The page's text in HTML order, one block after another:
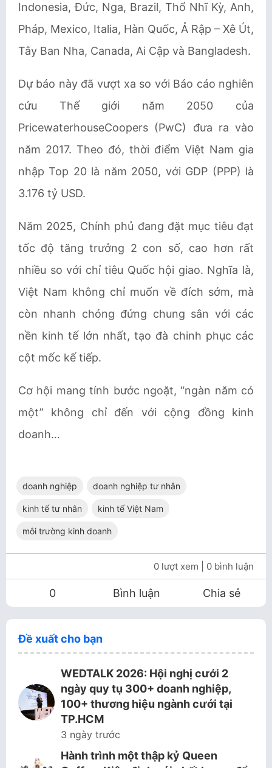
Indonesia, Đức, Nga, Brazil, Thổ Nhĩ Kỳ, Anh,
Pháp, Mexico, Italia, Hàn Quốc, Ả Rập – Xê Út,
Tây Ban Nha, Canada, Ai Cập và Bangladesh.
Dự báo này đã vượt xa so với Báo cáo nghiên
cứu Thế giới năm 2050 của
PricewaterhouseCoopers (PwC) đưa ra vào
năm 2017. Theo đó, thời điểm Việt Nam gia
nhập Top 20 là năm 2050, với GDP (PPP) là
3.176 tỷ USD.
Năm 2025, Chính phủ đang đặt mục tiêu đạt
tốc độ tăng trưởng 2 con số, cao hơn rất
nhiều so với chỉ tiêu Quốc hội giao. Nghĩa là,
Việt Nam không chỉ muốn về đích sớm, mà
còn nhanh chóng đứng chung sân với các
nền kinh tế lớn nhất, tạo đà chinh phục các
cột mốc kế tiếp.
Cơ hội mang tính bước ngoặt, “ngàn năm có
một” không chỉ đến với cộng đồng kinh
doanh…
doanh nghiệp doanh nghiệp tư nhân
kinh tế tư nhân kinh tế Việt Nam
môi trường kinh doanh
0 lượt xem | 0 bình luận
0 Bình luận Chia sẻ
Đề xuất cho bạn
WEDTALK 2026: Hội nghị cưới 2
ngày quy tụ 300+ doanh nghiệp,
100+ thương hiệu ngành cưới tại
TP.HCM
3 ngày trước
Hành trình một thập kỷ Queen